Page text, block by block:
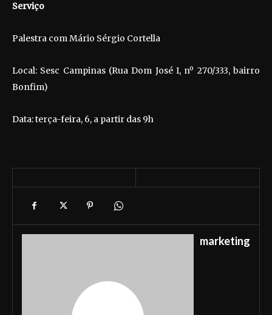
Serviço
Palestra com Mário Sérgio Cortella
Local: Sesc Campinas (Rua Dom José I, nº 270/333, bairro
Bonfim)
Data: terça-feira, 6, a partir das 9h
marketing